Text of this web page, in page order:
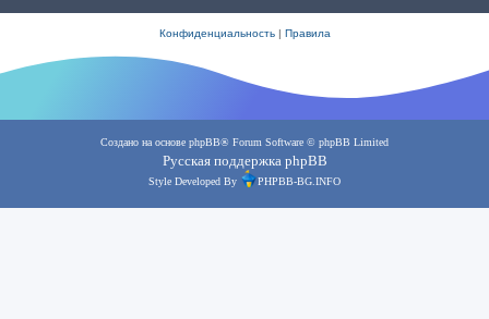
Конфиденциальность| Правила
Создано на основе phpBB® Forum Software © phpBB Limited
Русская поддержка phpBB
Style Developed By PHPBB-BG.INFO